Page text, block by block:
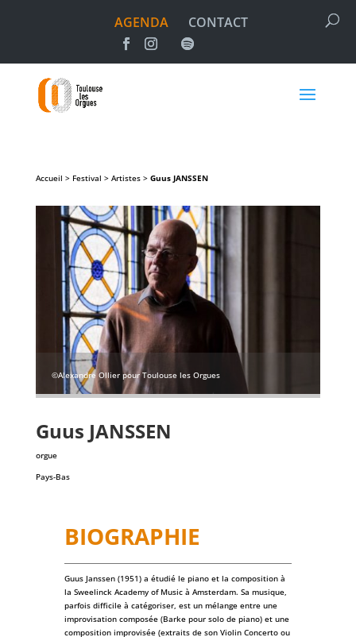
AGENDA CONTACT
Accueil > Festival > Artistes > Guus JANSSEN
©Alexandre Ollier pour Toulouse les Orgues
Guus JANSSEN
orgue
Pays-Bas
BIOGRAPHIE
Guus Janssen (1951) a étudié le piano et la composition à
la Sweelinck Academy of Music à Amsterdam. Sa musique,
parfois difficile à catégoriser, est un mélange entre une
improvisation composée (Barke pour solo de piano) et une
composition improvisée (extraits de son Violin Concerto ou